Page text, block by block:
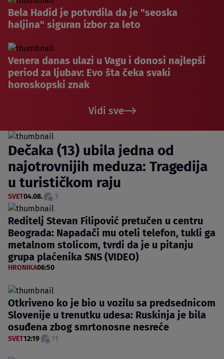
Bela Hadid je potvrdila da je "seoska
haljina" siguran izbor za leto
Venera danas ulazi u Vagu i donosi najlepši
period za ljubav: Evo šta čeka svaki
horoskopski znak
Vidi sve
Dečaka (13) ubila jedna od
najotrovnijih meduza: Tragedija
u turističkom raju
SVET04.08. 3
Reditelj Stevan Filipović pretučen u centru
Beograda: Napadači mu oteli telefon, tukli ga
metalnom stolicom, tvrdi da je u pitanju
grupa plaćenika SNS (VIDEO)
HRONIKA06:50
Otkriveno ko je bio u vozilu sa predsednicom
Slovenije u trenutku udesa: Ruskinja je bila
osuđena zbog smrtonosne nesreće
SVET12:19 11